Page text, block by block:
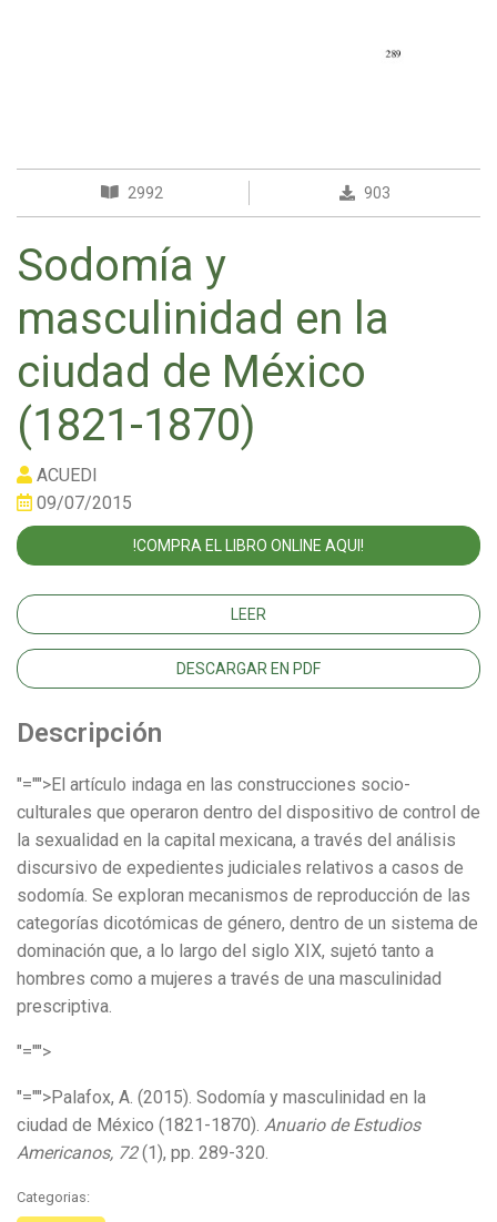
2992 903
Sodomía y
masculinidad en la
ciudad de México
(1821-1870)
ACUEDI
09/07/2015
!COMPRA EL LIBRO ONLINE AQUI!
LEER
DESCARGAR EN PDF
Descripción
"="">El artículo indaga en las construcciones socio-
culturales que operaron dentro del dispositivo de control de
la sexualidad en la capital mexicana, a través del análisis
discursivo de expedientes judiciales relativos a casos de
sodomía. Se exploran mecanismos de reproducción de las
categorías dicotómicas de género, dentro de un sistema de
dominación que, a lo largo del siglo XIX, sujetó tanto a
hombres como a mujeres a través de una masculinidad
prescriptiva.
"="">
"="">Palafox, A. (2015). Sodomía y masculinidad en la
ciudad de México (1821-1870). Anuario de Estudios
Americanos, 72(1), pp. 289-320.
Categorias: